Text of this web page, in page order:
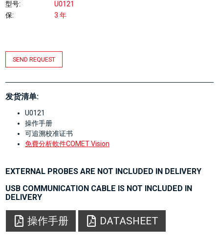
型号
U0121
保
3 年
SEND REQUEST
发货清单:
U0121
操作手册
可追溯校准证书
免費分析軟件COMET Vision
EXTERNAL PROBES ARE NOT INCLUDED IN DELIVERY
USB COMMUNICATION CABLE IS NOT INCLUDED IN
DELIVERY
操作手册 DATASHEET